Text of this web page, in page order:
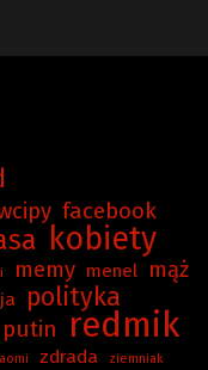
facebook
kobiety
memy menel mąż
polityka
putin redmik
zdrada
ziemniak